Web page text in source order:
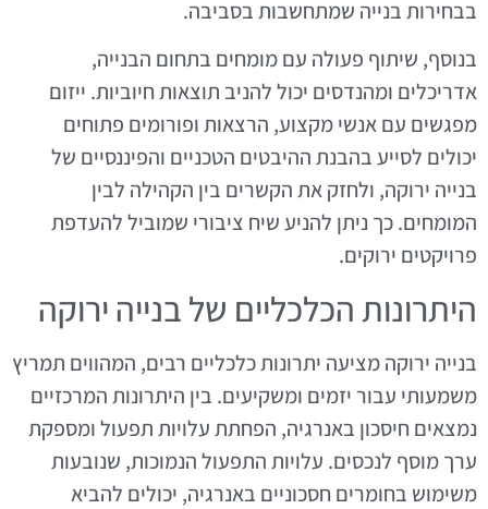
בבחירות בנייה שמתחשבות בסביבה.
בנוסף, שיתוף פעולה עם מומחים בתחום הבנייה,
אדריכלים ומהנדסים יכול להניב תוצאות חיוביות. ייזום
מפגשים עם אנשי מקצוע, הרצאות ופורומים פתוחים
יכולים לסייע בהבנת ההיבטים הטכניים והפיננסיים של
בנייה ירוקה, ולחזק את הקשרים בין הקהילה לבין
המומחים. כך ניתן להניע שיח ציבורי שמוביל להעדפת
פרויקטים ירוקים.
היתרונות הכלכליים של בנייה ירוקה
בנייה ירוקה מציעה יתרונות כלכליים רבים, המהווים תמריץ
משמעותי עבור יזמים ומשקיעים. בין היתרונות המרכזיים
נמצאים חיסכון באנרגיה, הפחתת עלויות תפעול ומספקת
ערך מוסף לנכסים. עלויות התפעול הנמוכות, שנובעות
משימוש בחומרים חסכוניים באנרגיה, יכולים להביא